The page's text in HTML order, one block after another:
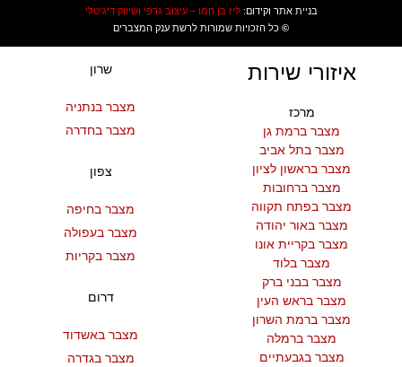
בניית אתר וקידום:ליז בן חמו – עיצוב גרפי ושיווק דיגיטלי
© כל הזכויות שמורות לרשת ענק המצברים
איזורי שירות
מרכז
מצבר ברמת גן
מצבר בתל אביב
מצבר בראשון לציון
מצבר ברחובות
מצבר בפתח תקווה
מצבר באור יהודה
מצבר בקריית אונו
מצבר בלוד
מצבר בבני ברק
מצבר בראש העין
מצבר ברמת השרון
מצבר ברמלה
מצבר בגבעתיים
שרון
מצבר בנתניה
מצבר בחדרה
צפון
מצבר בחיפה
מצבר בעפולה
מצבר בקריות
דרום
מצבר באשדוד
מצבר בגדרה